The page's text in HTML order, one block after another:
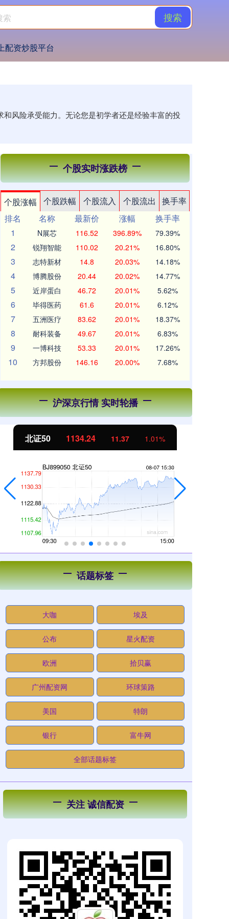
搜索
配资炒股平台
风险承受能力。无论您是初学者还是经验丰富的投
个股实时涨跌榜
个股涨幅 个股跌幅 个股流入 个股流出
换手率
排名
名称 最新价 涨幅
换手率
1
N展芯 116.52 396.89% 79.39%
2 锐翔智能 110.02 20.21% 16.80%
3 志特新材 14.8 20.03% 14.18%
4 博腾股份 20.44 20.02% 14.77%
5 近岸蛋白 46.72 20.01% 5.62%
6 毕得医药 61.6 20.01% 6.12%
7 五洲医疗 83.62 20.01% 18.37%
8 耐科装备 49.67 20.01% 6.83%
9 一博科技 53.33 20.01% 17.26%
10 方邦股份 146.16 20.00% 7.68%
沪深京行情 实时轮播
北证50 1134.24 11.37 1.01%
话题标签
大咖 埃及
公布 星火配资
欧洲 拾贝赢
广州配资网 环球策路
美国 特朗
银行 富牛网
全部话题标签
关注 诚信配资